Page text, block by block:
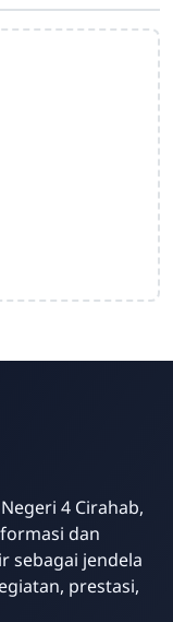
4 Cirahab,
dan
sebagai jendela
prestasi,